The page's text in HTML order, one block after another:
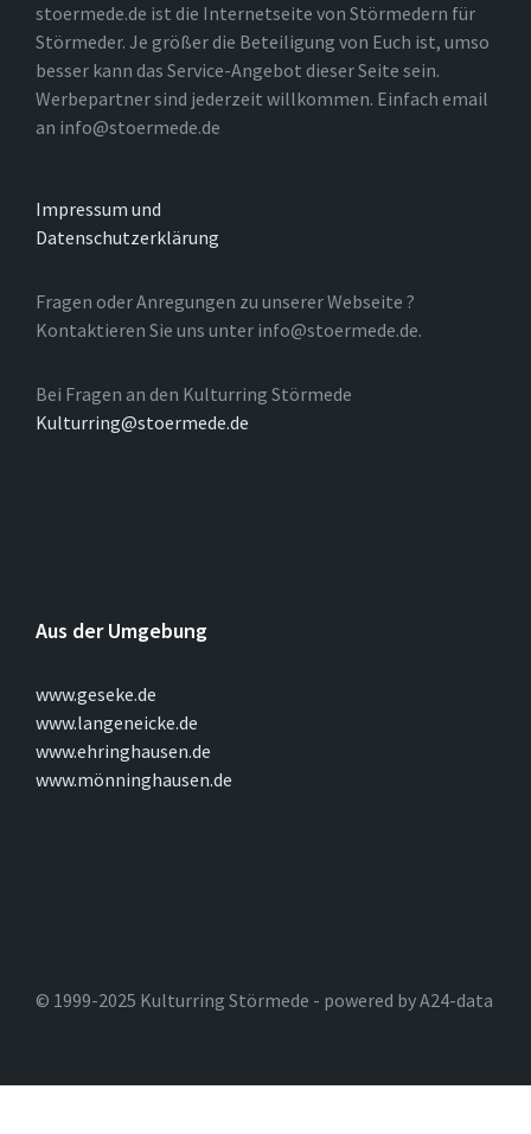
stoermede.de ist die Internetseite von Störmedern für
Störmeder. Je größer die Beteiligung von Euch ist, umso
besser kann das Service-Angebot dieser Seite sein.
Werbepartner sind jederzeit willkommen. Einfach email
an info@stoermede.de
Impressum und
Datenschutzerklärung
Fragen oder Anregungen zu unserer Webseite ?
Kontaktieren Sie uns unter info@stoermede.de.
Bei Fragen an den Kulturring Störmede
Kulturring@stoermede.de
Aus der Umgebung
www.geseke.de
www.langeneicke.de
www.ehringhausen.de
www.mönninghausen.de
© 1999-2025 Kulturring Störmede - powered by A24-data